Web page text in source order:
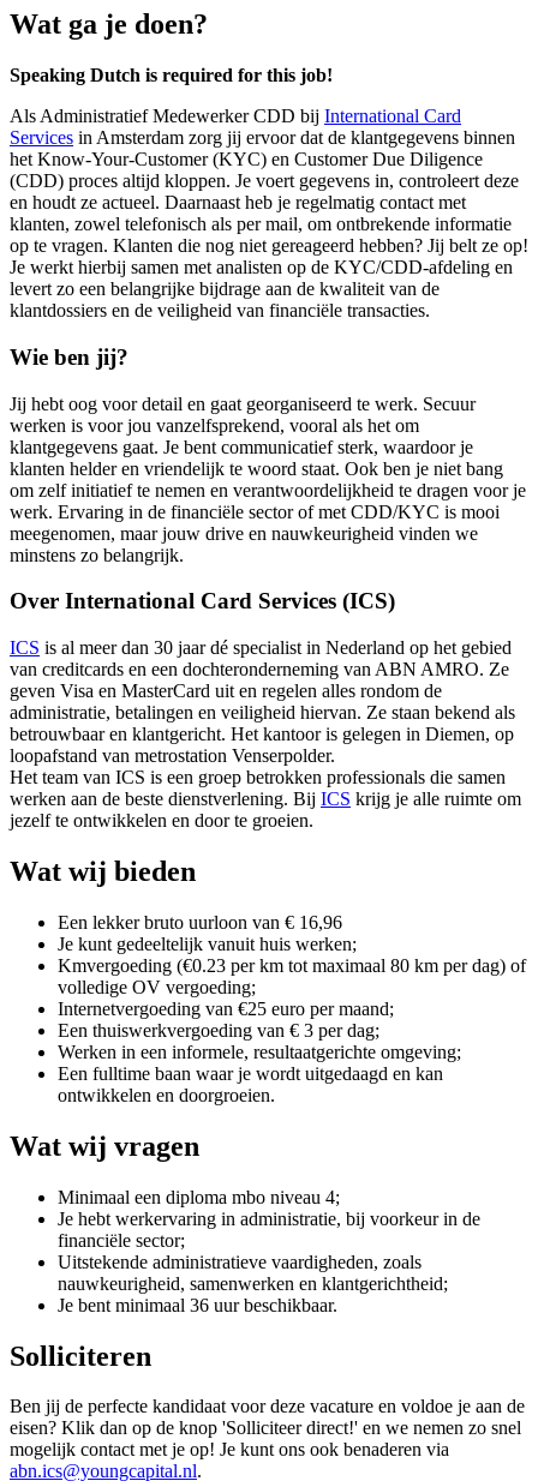
Wat ga je doen?
Speaking Dutch is required for this job!
Als Administratief Medewerker CDD bij International Card
Services in Amsterdam zorg jij ervoor dat de klantgegevens binnen
het Know-Your-Customer (KYC) en Customer Due Diligence
(CDD) proces altijd kloppen. Je voert gegevens in, controleert deze
en houdt ze actueel. Daarnaast heb je regelmatig contact met
klanten, zowel telefonisch als per mail, om ontbrekende informatie
op te vragen. Klanten die nog niet gereageerd hebben? Jij belt ze op!
Je werkt hierbij samen met analisten op de KYC/CDD-afdeling en
levert zo een belangrijke bijdrage aan de kwaliteit van de
klantdossiers en de veiligheid van financiële transacties.
Wie ben jij?
Jij hebt oog voor detail en gaat georganiseerd te werk. Secuur
werken is voor jou vanzelfsprekend, vooral als het om
klantgegevens gaat. Je bent communicatief sterk, waardoor je
klanten helder en vriendelijk te woord staat. Ook ben je niet bang
om zelf initiatief te nemen en verantwoordelijkheid te dragen voor je
werk. Ervaring in de financiële sector of met CDD/KYC is mooi
meegenomen, maar jouw drive en nauwkeurigheid vinden we
minstens zo belangrijk.
Over International Card Services (ICS)
ICS is al meer dan 30 jaar dé specialist in Nederland op het gebied
van creditcards en een dochteronderneming van ABN AMRO. Ze
geven Visa en MasterCard uit en regelen alles rondom de
administratie, betalingen en veiligheid hiervan. Ze staan bekend als
betrouwbaar en klantgericht. Het kantoor is gelegen in Diemen, op
loopafstand van metrostation Venserpolder.
Het team van ICS is een groep betrokken professionals die samen
werken aan de beste dienstverlening. Bij ICS krijg je alle ruimte om
jezelf te ontwikkelen en door te groeien.
Wat wij bieden
Een lekker bruto uurloon van € 16,96
Je kunt gedeeltelijk vanuit huis werken;
Kmvergoeding (€0.23 per km tot maximaal 80 km per dag) of
volledige OV vergoeding;
Internetvergoeding van €25 euro per maand;
Een thuiswerkvergoeding van € 3 per dag;
Werken in een informele, resultaatgerichte omgeving;
Een fulltime baan waar je wordt uitgedaagd en kan
ontwikkelen en doorgroeien.
Wat wij vragen
Minimaal een diploma mbo niveau 4;
Je hebt werkervaring in administratie, bij voorkeur in de
financiële sector;
Uitstekende administratieve vaardigheden, zoals
nauwkeurigheid, samenwerken en klantgerichtheid;
Je bent minimaal 36 uur beschikbaar.
Solliciteren
Ben jij de perfecte kandidaat voor deze vacature en voldoe je aan de
eisen? Klik dan op de knop 'Solliciteer direct!' en we nemen zo snel
mogelijk contact met je op! Je kunt ons ook benaderen via
abn.ics@youngcapital.nl.